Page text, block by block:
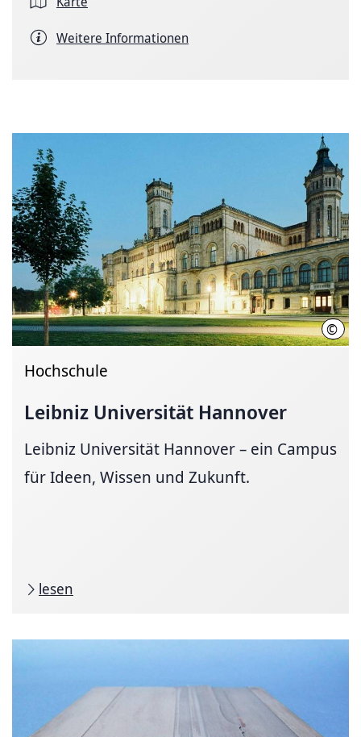
Weitere Informationen
©
Hochschule
Leibniz Universität Hannover
Leibniz Universität Hannover – ein Campus
für Ideen, Wissen und Zukunft.
lesen